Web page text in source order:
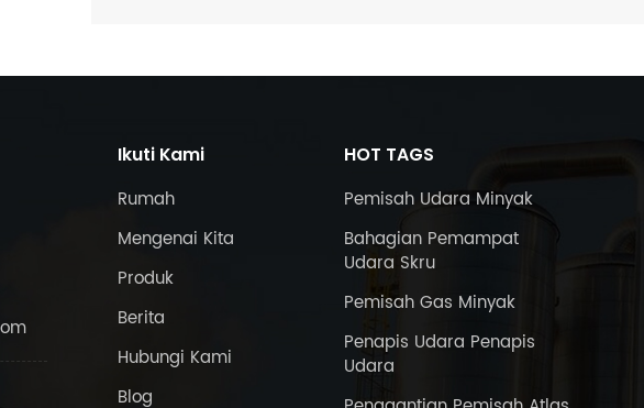
Ikuti Kami
Rumah
Mengenai Kita
Produk
Berita
Hubungi Kami
Blog
HOT TAGS
Pemisah Udara Minyak
Bahagian Pemampat
Udara Skru
Pemisah Gas Minyak
Penapis Udara Penapis
Udara